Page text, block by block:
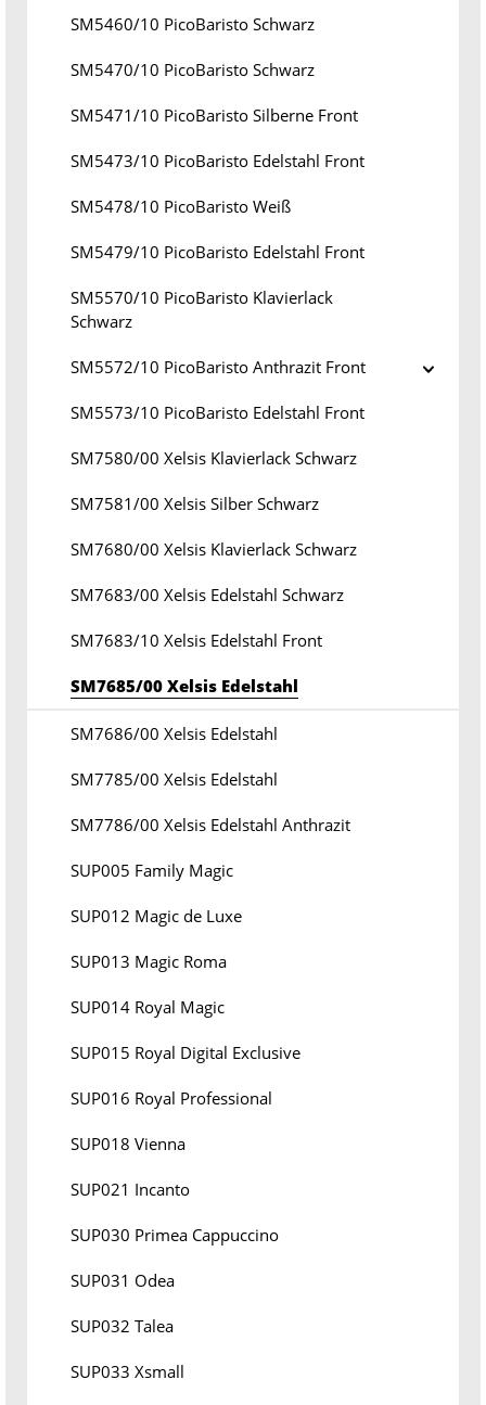
SM5460/10 PicoBaristo Schwarz
SM5470/10 PicoBaristo Schwarz
SM5471/10 PicoBaristo Silberne Front
SM5473/10 PicoBaristo Edelstahl Front
SM5478/10 PicoBaristo Weiß
SM5479/10 PicoBaristo Edelstahl Front
SM5570/10 PicoBaristo Klavierlack
Schwarz
SM5572/10 PicoBaristo Anthrazit Front
SM5573/10 PicoBaristo Edelstahl Front
SM7580/00 Xelsis Klavierlack Schwarz
SM7581/00 Xelsis Silber Schwarz
SM7680/00 Xelsis Klavierlack Schwarz
SM7683/00 Xelsis Edelstahl Schwarz
SM7683/10 Xelsis Edelstahl Front
SM7685/00 Xelsis Edelstahl
SM7686/00 Xelsis Edelstahl
SM7785/00 Xelsis Edelstahl
SM7786/00 Xelsis Edelstahl Anthrazit
SUP005 Family Magic
SUP012 Magic de Luxe
SUP013 Magic Roma
SUP014 Royal Magic
SUP015 Royal Digital Exclusive
SUP016 Royal Professional
SUP018 Vienna
SUP021 Incanto
SUP030 Primea Cappuccino
SUP031 Odea
SUP032 Talea
SUP033 Xsmall